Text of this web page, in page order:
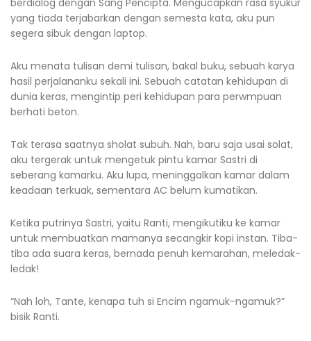
yang tiada terjabarkan dengan semesta kata, aku pun
segera sibuk dengan laptop.
Aku menata tulisan demi tulisan, bakal buku, sebuah karya
hasil perjalananku sekali ini. Sebuah catatan kehidupan di
dunia keras, mengintip peri kehidupan para perwmpuan
berhati beton.
Tak terasa saatnya sholat subuh. Nah, baru saja usai solat,
aku tergerak untuk mengetuk pintu kamar Sastri di
seberang kamarku. Aku lupa, meninggalkan kamar dalam
keadaan terkuak, sementara AC belum kumatikan.
Ketika putrinya Sastri, yaitu Ranti, mengikutiku ke kamar
untuk membuatkan mamanya secangkir kopi instan. Tiba-
tiba ada suara keras, bernada penuh kemarahan, meledak-
ledak!
“Nah loh, Tante, kenapa tuh si Encim ngamuk-ngamuk?”
bisik Ranti.